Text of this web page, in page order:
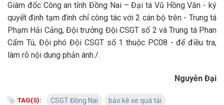
Giám đốc Công an tỉnh Đồng Nai – Đại tá Vũ Hồng Văn - ký
quyết định tạm đình chỉ công tác với 2 cán bộ trên - Trung tá
Phạm Hải Cảng, Đội trưởng Đội CSGT số 2 và Trung tá Phan
Cẩm Tú, Đội phó Đội CSGT số 1 thuộc PC08 - để điều tra,
làm rõ nội dung phản ánh./.
Nguyễn Đại
TAG(S): CSGT Đồng Nai bảo kê xe quá tải